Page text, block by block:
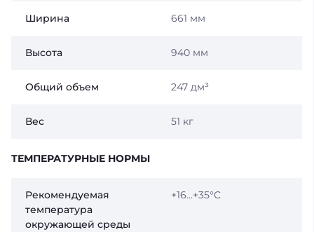
Ширина 661 мм
Высота 940 мм
Общий объем 247 дм³
Вес 51 кг
ТЕМПЕРАТУРНЫЕ НОРМЫ
Рекомендуемая
температура
окружающей среды
+16...+35°C